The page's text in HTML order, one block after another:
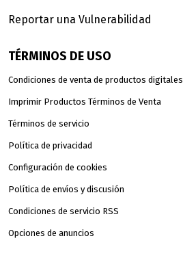
Reportar una Vulnerabilidad
TÉRMINOS DE USO
Condiciones de venta de productos digitales
Imprimir Productos Términos de Venta
Términos de servicio
Política de privacidad
Configuración de cookies
Política de envíos y discusión
Condiciones de servicio RSS
Opciones de anuncios